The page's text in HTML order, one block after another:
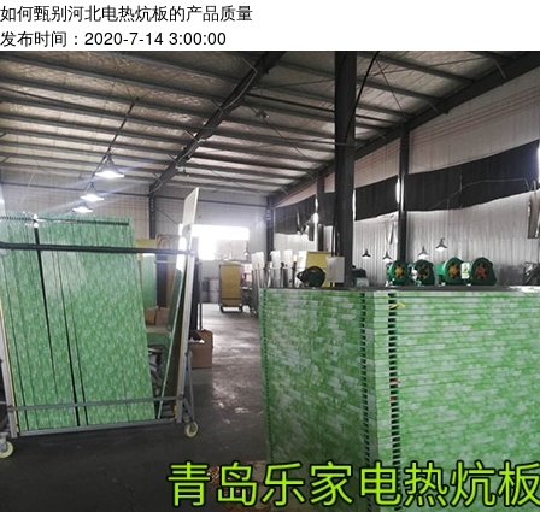
如何甄别河北电热炕板的产品质量
发布时间：2020-7-14 3:00:00